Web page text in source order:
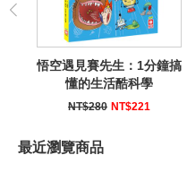
悟空遇見賽先生：1分鐘搞
懂的生活酷科學
NT$280 NT$221
最近瀏覽商品